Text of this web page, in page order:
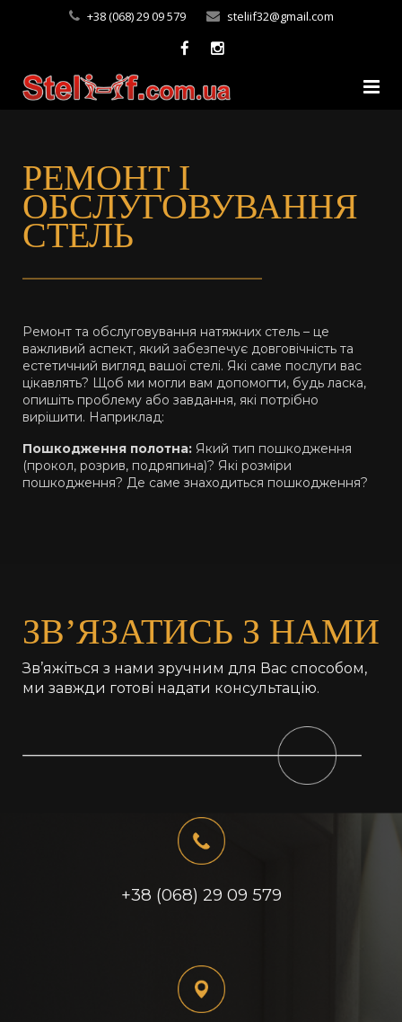
+38 (068) 29 09 579 steliif32@gmail.com
Про нас
Каталог
Контакти
РЕМОНТ І
ОБСЛУГОВУВАННЯ
СТЕЛЬ
Ремонт та обслуговування натяжних стель – це
важливий аспект, який забезпечує довговічність та
естетичний вигляд вашої стелі. Які саме послуги вас
цікавлять? Щоб ми могли вам допомогти, будь ласка,
опишіть проблему або завдання, які потрібно
вирішити. Наприклад:
Пошкодження полотна: Який тип пошкодження
(прокол, розрив, подряпина)? Які розміри
пошкодження? Де саме знаходиться пошкодження?
ЗВ’ЯЗАТИСЬ З НАМИ
Зв’яжіться з нами зручним для Вас способом,
ми завжди готові надати консультацію.
+38 (068) 29 09 579